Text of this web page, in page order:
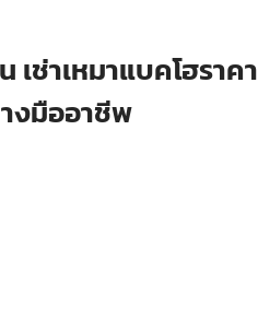
เช่าเหมาแบคโฮราคา
งมืออาชีพ